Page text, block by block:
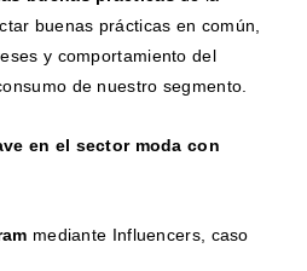
buenas prácticas en común,
y comportamiento del
de nuestro segmento.
en el sector moda con
mediante Influencers, caso